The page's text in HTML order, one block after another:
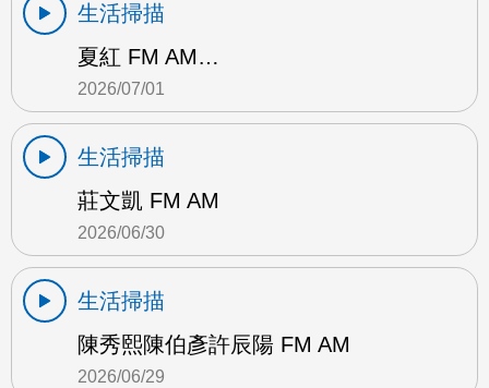
生活掃描
夏紅 FM AM…
2026/07/01
生活掃描
莊文凱 FM AM
2026/06/30
生活掃描
陳秀熙陳伯彥許辰陽 FM AM
2026/06/29